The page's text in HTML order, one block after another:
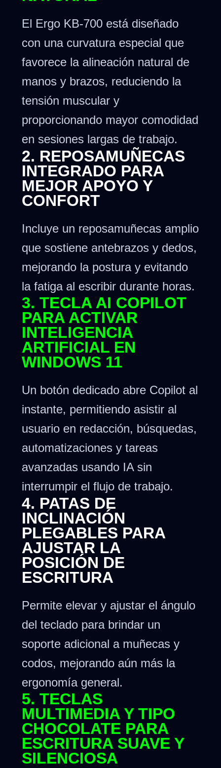
El Ergo KB-700 está diseñado
con una curvatura especial que
favorece la alineación natural de
manos y brazos, reduciendo la
tensión muscular y
proporcionando mayor comodidad
en sesiones largas de trabajo.
2. REPOSAMUÑECAS
INTEGRADO PARA
MEJOR APOYO Y
CONFORT
Incluye un reposamuñecas amplio
que sostiene antebrazos y dedos,
mejorando la postura y evitando
la fatiga al escribir durante horas.
3. TECLA AI COPILOT
PARA ACTIVAR
INTELIGENCIA
ARTIFICIAL EN
WINDOWS 11
Un botón dedicado abre Copilot al
instante, permitiendo asistir al
usuario en redacción, búsquedas,
automatizaciones y tareas
avanzadas usando IA sin
interrumpir el flujo de trabajo.
4. PATAS DE
INCLINACIÓN
PLEGABLES PARA
AJUSTAR LA
POSICIÓN DE
ESCRITURA
Permite elevar y ajustar el ángulo
del teclado para brindar un
soporte adicional a muñecas y
codos, mejorando aún más la
ergonomía general.
5. TECLAS
MULTIMEDIA Y TIPO
CHOCOLATE PARA
ESCRITURA SUAVE Y
SILENCIOSA